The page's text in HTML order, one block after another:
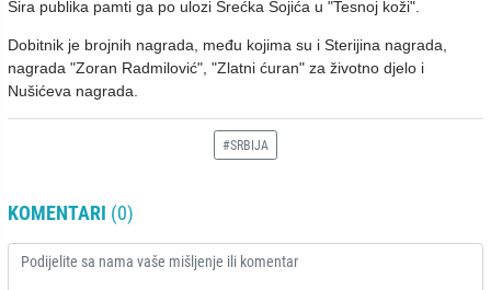
Šira publika pamti ga po ulozi Srećka Šojića u "Tesnoj koži".
Dobitnik je brojnih nagrada, među kojima su i Sterijina nagrada,
nagrada "Zoran Radmilović", "Zlatni ćuran" za životno djelo i
Nušićeva nagrada.
#SRBIJA
KOMENTARI (0)